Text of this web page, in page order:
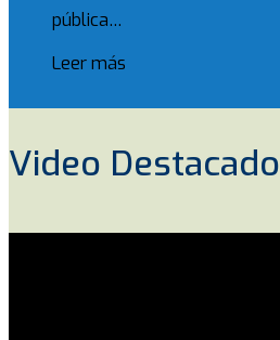
pública…
Leer más
Video Destacado